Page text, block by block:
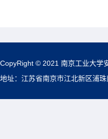
CopyRight © 2021 南京工业大学
地址：江苏省南京市江北新区浦